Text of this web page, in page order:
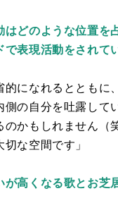
どのような位置
表現活動をされて
的になれるととも
の自分を吐露して
かもしれません
な空間です」
高くなる歌とお